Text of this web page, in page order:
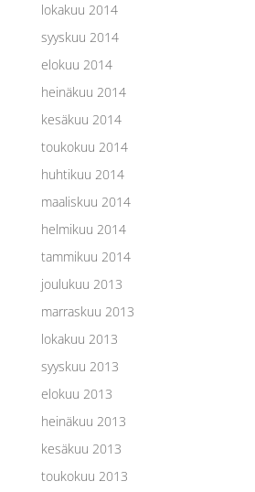
lokakuu 2014
syyskuu 2014
elokuu 2014
heinäkuu 2014
kesäkuu 2014
toukokuu 2014
huhtikuu 2014
maaliskuu 2014
helmikuu 2014
tammikuu 2014
joulukuu 2013
marraskuu 2013
lokakuu 2013
syyskuu 2013
elokuu 2013
heinäkuu 2013
kesäkuu 2013
toukokuu 2013